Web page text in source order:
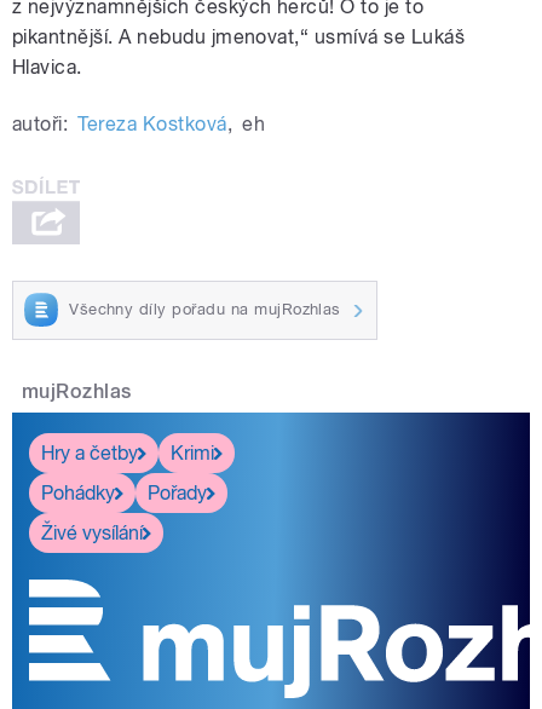
z nejvýznamnějších českých herců! O to je to
pikantnější. A nebudu jmenovat,“ usmívá se Lukáš
Hlavica.
autoři: Tereza Kostková, eh
Všechny díly pořadu na mujRozhlas
mujRozhlas
Hry a četby
Krimi
Pohádky
Pořady
Živé vysílání